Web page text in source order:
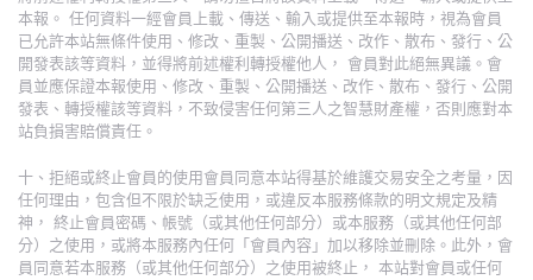
本報。 任何資料一經會員上載、傳送、輸入或提供至本報時，視為會員
已允許本站無條件使用、修改、重製、公開播送、改作、散布、發行、公
開發表該等資料，並得將前述權利轉授權他人， 會員對此絕無異議。會
員並應保證本報使用、修改、重製、公開播送、改作、散布、發行、公開
發表、轉授權該等資料，不致侵害任何第三人之智慧財產權，否則應對本
站負損害賠償責任。
十、拒絕或終止會員的使用會員同意本站得基於維護交易安全之考量，因
任何理由，包含但不限於缺乏使用，或違反本服務條款的明文規定及精
神， 終止會員密碼、帳號（或其他任何部分）或本服務（或其他任何部
分）之使用，或將本服務內任何「會員內容」加以移除並刪除。此外，會
員同意若本服務（或其他任何部分）之使用被終止， 本站對會員或任何